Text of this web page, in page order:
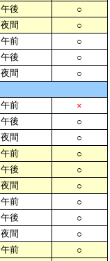
午後
○
夜間
○
午前
○
午後
○
夜間
○
午前
×
午後
○
夜間
○
午前
○
午後
○
夜間
○
午前
○
午後
○
夜間
○
午前
○